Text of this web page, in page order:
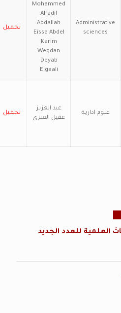
Administrative
sciences
Mohammed
Alfadil
Abdallah
Eissa Abdel
Karim
Wegdan
Deyab
Elgaali
تحميل
علوم ادارية
عبد العزيز
عقيل العنزي
تحميل
العلمية للعدد الجديد